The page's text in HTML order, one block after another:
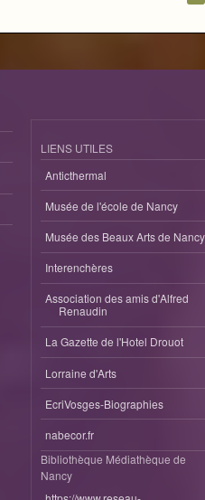
LIENS UTILES
Anticthermal
Musée de l'école de Nancy
Musée des Beaux Arts de Nancy
Interenchères
Association des amis d'Alfred
Renaudin
La Gazette de l'Hotel Drouot
Lorraine d'Arts
EcriVosges-Biographies
nabecor.fr
Bibliothèque Médiathèque de
Nancy